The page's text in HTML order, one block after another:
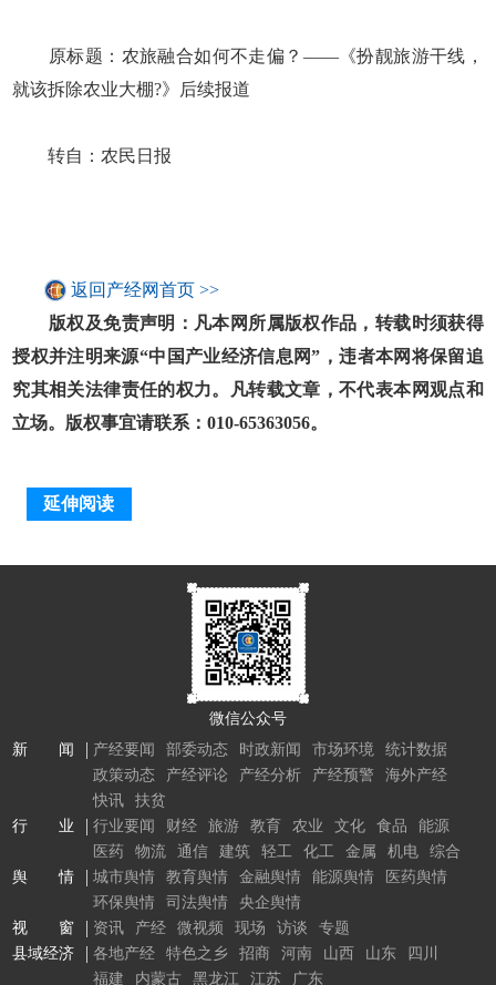
原标题：农旅融合如何不走偏？——《扮靓旅游干线，
就该拆除农业大棚?》后续报道
转自：农民日报
返回产经网首页 >>
版权及免责声明：凡本网所属版权作品，转载时须获得
授权并注明来源“中国产业经济信息网”，违者本网将保留追
究其相关法律责任的权力。凡转载文章，不代表本网观点和
立场。版权事宜请联系：010-65363056。
延伸阅读
微信公众号
新 闻
产经要闻 部委动态 时政新闻 市场环境
统计数据
政策动态
产经评论 产经分析 产经预警
海外产经
快讯
扶贫
行 业
行业要闻 财经 旅游 教育 农业 文化 食品
能源
医药
物流 通信 建筑 轻工 化工 金属 机电
综合
舆 情
城市舆情 教育舆情 金融舆情 能源舆情
医药舆情
环保舆情
司法舆情
央企舆情
视 窗
资讯 产经 微视频 现场 访谈
专题
县域经济
各地产经 特色之乡 招商 河南 山西 山东
四川
福建
内蒙古 黑龙江 江苏 广东